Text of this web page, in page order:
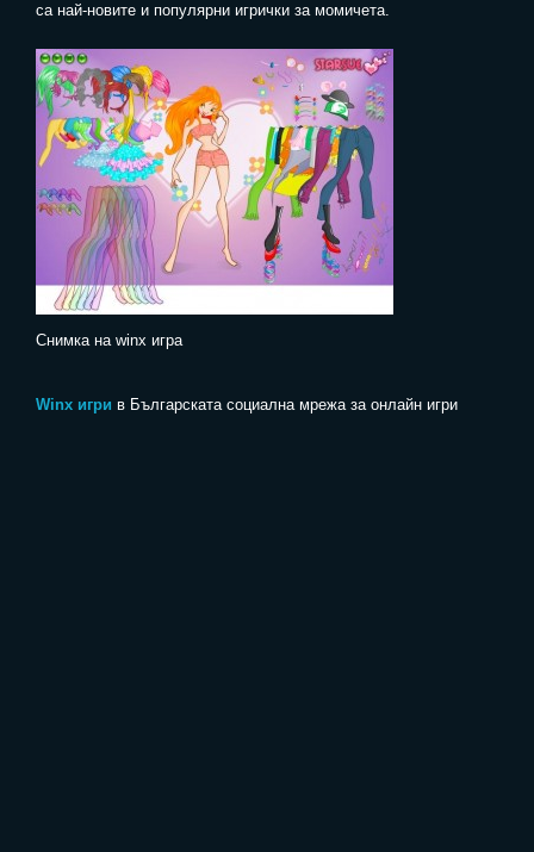
са най-новите и популярни игрички за момичета.
Снимка на winx игра
Winx игри в Българската социална мрежа за онлайн игри